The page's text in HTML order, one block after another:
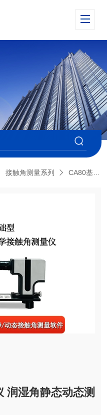
接触角测量系列 CA80基础型光学接触角测量仪
润湿角静态动态测